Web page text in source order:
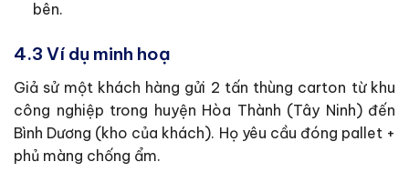
bên.
4.3 Ví dụ minh hoạ
Giả sử một khách hàng gửi 2 tấn thùng carton từ khu
công nghiệp trong huyện Hòa Thành (Tây Ninh) đến
Bình Dương (kho của khách). Họ yêu cầu đóng pallet +
phủ màng chống ẩm.